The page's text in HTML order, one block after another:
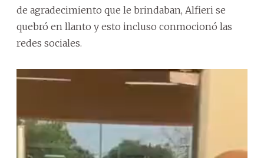
de agradecimiento que le brindaban, Alfieri se
quebró en llanto y esto incluso conmocionó las
redes sociales.